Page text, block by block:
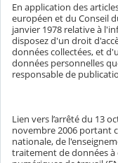
En application des
européen et du Conseil
janvier 1978 relative à
disposez d'un droit
données collectées, et
données personnelles
responsable de
Lien vers l’arrêté du 13
novembre 2006 portant
nationale, de
traitement de données à